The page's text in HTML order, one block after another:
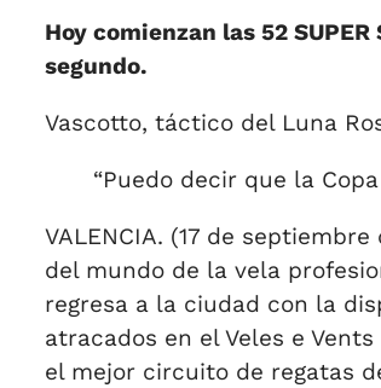
Hoy comienzan las 52
segundo.
Vascotto, táctico del Luna
“Puedo decir que la
VALENCIA. (17 de
del mundo de la vela
regresa a la ciudad con la
atracados en el Veles e
el mejor circuito de regatas